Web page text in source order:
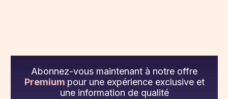
Abonnez-vous maintenant à notre offre
Premium pour une expérience exclusive et
une information de qualité